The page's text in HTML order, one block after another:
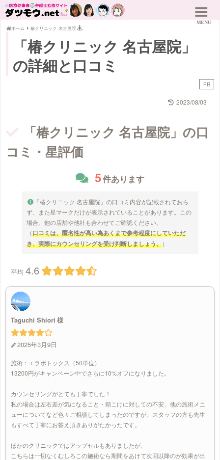
ホーム 椿クリニック 名古屋院
「椿クリニック 名古屋院」
の詳細と口コミ
PR
2023/08/03
「椿クリニック 名古屋院」の口
コミ・星評価
5件あります
「椿クリニック 名古屋院」の口コミ内容が記載されておら
ず、また星マークだけが表示されていることがあります。この
場合、他の店舗や他社も合わせてご確認ください。
（口コミは、匿名性が高い為あくまで参考程度にしていただ
き、実際にカウンセリングを受け判断しましょう。）
平均4.6
Taguchi Shiori
2025年3月9日
施術：エラボトックス（50単位）
13200円がキャンペーン中でさらに10%オフになりました。
カウンセリングがとても丁寧でした！
私の場合は左右差が気になること・頬こけに対しての不安、他の施術メニ
ューについてなど色々ご相談してしまったのですが、スタッフの方も先生
もすべて丁寧にお答え頂きありがたかったです。
ほかのクリニックではアップセルもありましたが、
こちらは一切なくむしろこの施術なら期間をあけて次回以降のが効果が出